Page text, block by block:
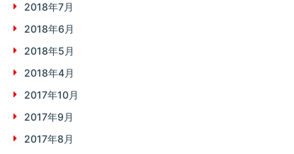
2018年7月
2018年6月
2018年5月
2018年4月
2017年10月
2017年9月
2017年8月